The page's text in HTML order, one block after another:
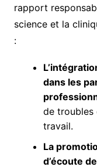
rapport
science et la
:
dans les
de troubles
travail.
La
d’écoute